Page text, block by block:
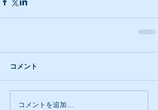
コメント
コメントを追加…